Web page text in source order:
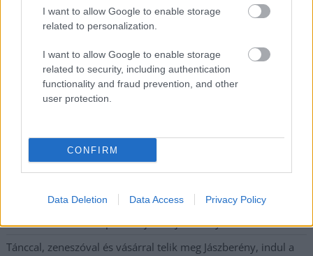
I want to allow Google to enable storage
related to personalization.
I want to allow Google to enable storage
related to security, including authentication
functionality and fraud prevention, and other
user protection.
CONFIRM
Data Deletion Data Access Privacy Policy
Egyszer fent, egyszer lent, így festett a Duna a két évvel
ezelőtti árvíz idején és így most – fotógyűjtemény
Ilyenek eddig a tapasztalatok a vendégektől – a hőhullám
miatt ingyenes a strandolás Szolnokon
Nem biztató: a hétvégi kisebb felfrissülés után jövő héten
fokokkal
Közzétették a szakértői állásfoglalást, a Fiumei úti fák
A MÚOSZ sajtódíjának második helyét nyerte el a Borsod24 és
a Paraméter közös riportfilmje a Sajó szennyezéséről
Tánccal, zeneszóval és vásárral telik meg Jászberény, indul a